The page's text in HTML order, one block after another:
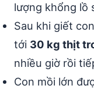
lượng khổng lồ
Sau khi giết
tới 30 kg thịt
nhiều giờ rồi
Con mồi lớn